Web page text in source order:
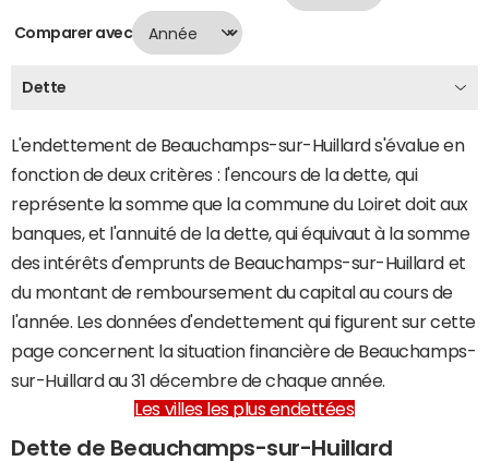
Comparer avec
Dette
L'endettement de Beauchamps-sur-Huillard s'évalue en
fonction de deux critères : l'encours de la dette, qui
représente la somme que la commune du Loiret doit aux
banques, et l'annuité de la dette, qui équivaut à la somme
des intérêts d'emprunts de Beauchamps-sur-Huillard et
du montant de remboursement du capital au cours de
l'année. Les données d'endettement qui figurent sur cette
page concernent la situation financière de Beauchamps-
sur-Huillard au 31 décembre de chaque année.
Les villes les plus endettées
Dette de Beauchamps-sur-Huillard